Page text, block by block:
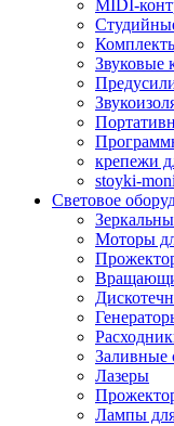
MIDI-
Звуковые
крепежи
stoyki-
Световое
Моторы
Заливные
Лазеры
Лампы